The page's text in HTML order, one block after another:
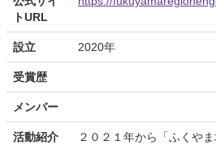
トURL
設立 2020年
受賞歴
メンバー
活動紹介
２０２１年から「ふくや